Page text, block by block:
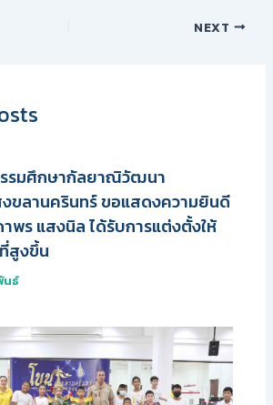
NEXT
รมศึกษากัลยาณิวัฒนา
ขลานครินทร์ ขอแสดงความยินดี
พร แสงนิล ได้รับการแต่งตั้งให้
สูงขึ้น
นธ์